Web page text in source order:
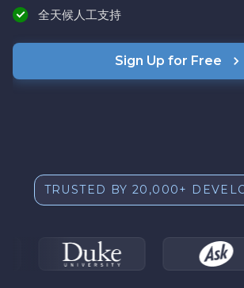
全天候人工支持
Sign Up for Free
TRUSTED BY 20,000+